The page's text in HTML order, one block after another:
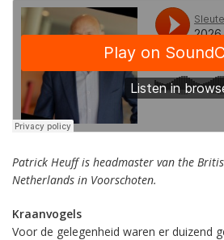
Patrick Heuff is headmaster van the
Netherlands in Voorschoten.
Kraanvogels
Voor de gelegenheid waren er duizend